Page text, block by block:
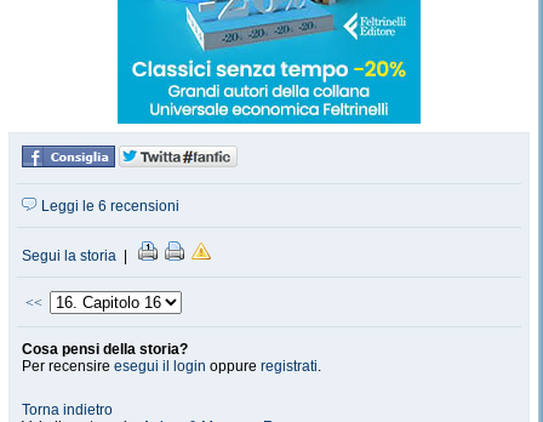
Leggi le 6 recensioni
Segui la storia
<<
Cosa pensi della storia?
Per recensire esegui il login oppure registrati.
Torna indietro